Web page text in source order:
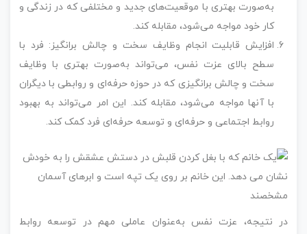
به‌صورت بهتری با موقعیت‌های جدید و مختلفی که در زندگی و
کار خود مواجه می‌شود، مقابله کند.
افزایش قابلیت انجام وظایف سخت و چالش برانگیز: فرد با
سطح بالای عزت نفس، می‌تواند به‌صورت بهتری با وظایف
سخت و چالش برانگیزی که در حوزه حرفه‌ای و روابطی با دیگران
با آنها مواجه می‌شود، مقابله کند. این امر می‌تواند به بهبود
روابط اجتماعی و حرفه‌ای و توسعه حرفه‌ای فرد کمک کند.
در نتیجه، عزت نفس به‌عنوان عاملی مهم در توسعه روابط